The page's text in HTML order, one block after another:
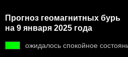
Прогноз геомагнитных бурь
на 9 января 2025 года
ожидалось спокойное